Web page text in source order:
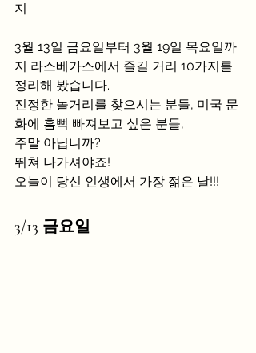
지
3월 13일 금요일부터 3월 19일 목요일까
지 라스베가스에서 즐길 거리 10가지를
정리해 봤습니다.
진정한 놀거리를 찾으시는 분들, 미국 문
화에 흠뻑 빠져보고 싶은 분들,
주말 아닙니까?
뛰쳐 나가셔야죠!
오늘이 당신 인생에서 가장 젊은 날!!!
3/13 금요일